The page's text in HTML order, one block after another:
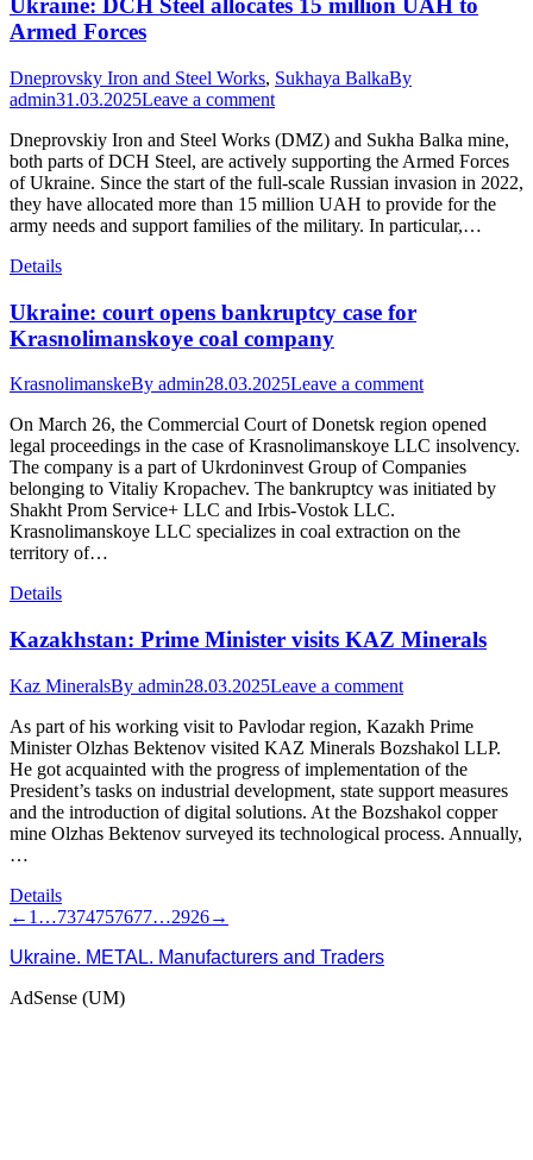
Ukraine: DCH Steel allocates 15 million UAH to
Armed Forces
Dneprovsky Iron and Steel Works, Sukhaya BalkaBy
admin31.03.2025Leave a comment
Dneprovskiy Iron and Steel Works (DMZ) and Sukha Balka mine,
both parts of DCH Steel, are actively supporting the Armed Forces
of Ukraine. Since the start of the full-scale Russian invasion in 2022,
they have allocated more than 15 million UAH to provide for the
army needs and support families of the military. In particular,…
Details
Ukraine: court opens bankruptcy case for
Krasnolimanskoye coal company
KrasnolimanskeBy admin28.03.2025Leave a comment
On March 26, the Commercial Court of Donetsk region opened
legal proceedings in the case of Krasnolimanskoye LLC insolvency.
The company is a part of Ukrdoninvest Group of Companies
belonging to Vitaliy Kropachev. The bankruptcy was initiated by
Shakht Prom Service+ LLC and Irbis-Vostok LLC.
Krasnolimanskoye LLC specializes in coal extraction on the
territory of…
Details
Kazakhstan: Prime Minister visits KAZ Minerals
Kaz MineralsBy admin28.03.2025Leave a comment
As part of his working visit to Pavlodar region, Kazakh Prime
Minister Olzhas Bektenov visited KAZ Minerals Bozshakol LLP.
He got acquainted with the progress of implementation of the
President’s tasks on industrial development, state support measures
and the introduction of digital solutions. At the Bozshakol copper
mine Olzhas Bektenov surveyed its technological process. Annually,
…
Details
← 1 …7374757677…2926→
Ukraine. METAL. Manufacturers and Traders
AdSense (UM)